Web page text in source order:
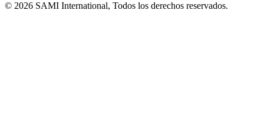
© 2026 SAMI International, Todos los derechos reservados.